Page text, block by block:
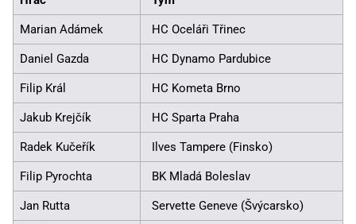
Marian Adámek HC Oceláři Třinec
Daniel Gazda HC Dynamo Pardubice
Filip Král HC Kometa Brno
Jakub Krejčík HC Sparta Praha
Radek Kučeřík Ilves Tampere (Finsko)
Filip Pyrochta BK Mladá Boleslav
Jan Rutta Servette Geneve (Švýcarsko)